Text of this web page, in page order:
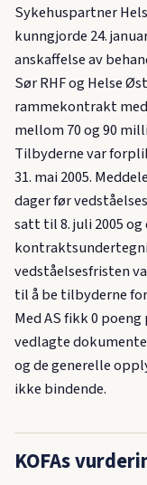
Sykehuspartner
kunngjorde 24.
anskaffelse av
Sør RHF og Helse
rammekontrakt
mellom 70 og 90
Tilbyderne var
31. mai 2005.
dager før
satt til 8. juli 2005
vedståelsesfristen
til å be tilbyderne
Med AS fikk 0
vedlagte
og de generelle
ikke bindende.
KOFAs